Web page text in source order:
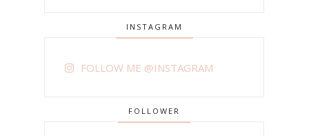
INSTAGRAM
FOLLOW ME @INSTAGRAM
FOLLOWER